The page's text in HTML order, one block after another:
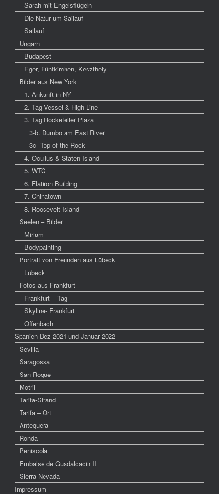
Sarah mit Engelsflügeln
Die Natur um Sailauf
Sailauf
Ungarn
Budapest
Eger, Fünfkirchen, Keszthely
Bilder aus New York
1. Ankunft in NY
2. Tag Vessel & High Line
3. Tag Rockefeller Plaza
3-b. Dumbo am East River
3c- Top of the Rock
4. Ocullus & Staten Island
5. WTC
6. Flatiron Building
7. Chinatown
8. Roosevelt Island
Seelen – Bilder
Miriam
Bodypainting
Portrait von Freunden aus Lübeck
Lübeck
Fotos aus Frankfurt
Frankfurt – Tag
Skyline- Frankfurt
Offenbach
Spanien Dez 2021 und Januar 2022
Sevilla
Saragossa
San Roque
Motril
Tarifa-Strand
Tarifa – Ort
Antequera
Ronda
Peniscola
Embalse de Guadalcacin II
Sierra Nevada
Impressum